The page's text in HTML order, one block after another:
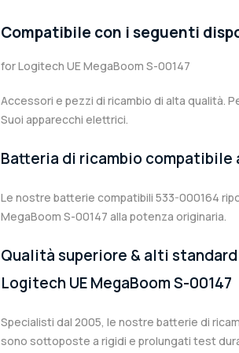
Compatibile con i seguenti
for Logitech UE MegaBoom S-00147
Accessori e pezzi di ricambio di alta qualità.
Suoi apparecchi elettrici.
Batteria di ricambio compatibile
Le nostre batterie compatibili 533-000164
MegaBoom S-00147 alla potenza originaria.
Qualità superiore & alti
Logitech UE MegaBoom S-00147
Specialisti dal 2005, le nostre batterie di
sono sottoposte a rigidi e prolungati test